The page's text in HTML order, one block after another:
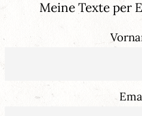
Meine Texte per